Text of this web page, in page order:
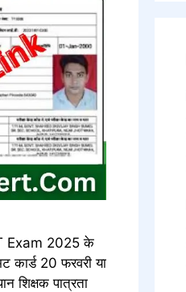
Exam 2025 के
कार्ड 20 फरवरी या
शिक्षक पात्रता